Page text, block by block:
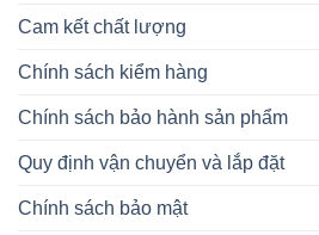
Cam kết chất lượng
Chính sách kiểm hàng
Chính sách bảo hành sản phẩm
Quy định vận chuyển và lắp đặt
Chính sách bảo mật